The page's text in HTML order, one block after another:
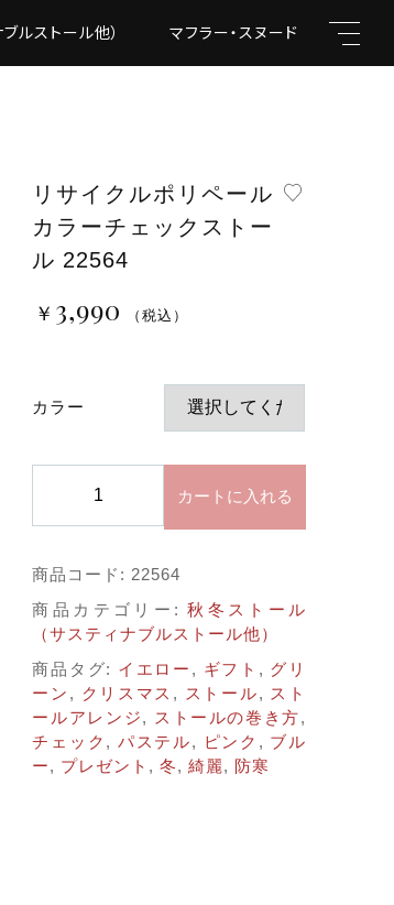
ルストール他） マフラー・スヌード フォ
リサイクルポリペール
カラーチェックストー
ル 22564
￥ 3,990 （税込）
カラー
ル
ポ
リ
ペ
ー
ラ
カートに入れる
商品コード: 22564
商品カテゴリー:秋冬ストール
（サスティナブルストール他）
商品タグ: イエロー , ギフト , グリ
ーン , クリスマス , ストール, スト
ールアレンジ, ストールの巻き方,
チェック , パステル, ピンク , ブル
ー, プレゼント ,冬,綺麗, 防寒
～